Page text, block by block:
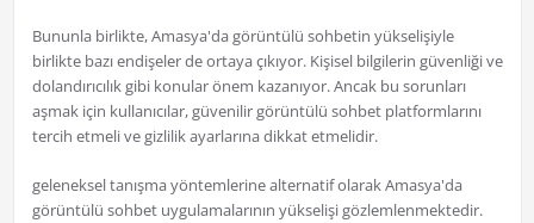
Bununla birlikte, Amasya'da görüntülü sohbetin yükselişiyle
birlikte bazı endişeler de ortaya çıkıyor. Kişisel bilgilerin güvenliği ve
dolandırıcılık gibi konular önem kazanıyor. Ancak bu sorunları
aşmak için kullanıcılar, güvenilir görüntülü sohbet platformlarını
tercih etmeli ve gizlilik ayarlarına dikkat etmelidir.
geleneksel tanışma yöntemlerine alternatif olarak Amasya'da
görüntülü sohbet uygulamalarının yükselişi gözlemlenmektedir.